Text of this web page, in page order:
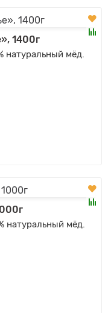
1400г
натуральный мёд.
натуральный мёд.